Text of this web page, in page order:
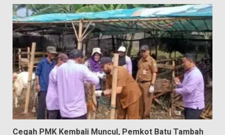
Cegah PMK Kembali Muncul, Pemkot Batu Tambah